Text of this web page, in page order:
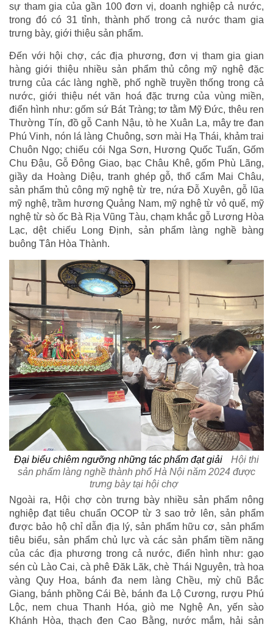
sự tham gia của gần 100 đơn vị, doanh nghiệp cả nước,
trong đó có 31 tỉnh, thành phố trong cả nước tham gia
trưng bày, giới thiệu sản phẩm.
Đến với hội chợ, các địa phương, đơn vị tham gia gian
hàng giới thiệu nhiều sản phẩm thủ công mỹ nghệ đặc
trưng của các làng nghề, phố nghề truyền thống trong cả
nước, giới thiệu nét văn hoá đặc trưng của vùng miền,
điển hình như: gốm sứ Bát Tràng; tơ tằm Mỹ Đức, thêu ren
Thường Tín, đồ gỗ Canh Nậu, tò he Xuân La, mây tre đan
Phú Vinh, nón lá làng Chuông, sơn mài Hạ Thái, khảm trai
Chuôn Ngọ; chiếu cói Nga Sơn, Hương Quốc Tuấn, Gốm
Chu Đậu, Gỗ Đông Giao, bạc Châu Khê, gốm Phù Lãng,
giầy da Hoàng Diệu, tranh ghép gỗ, thổ cẩm Mai Châu,
sản phẩm thủ công mỹ nghệ từ tre, nứa Đỗ Xuyên, gỗ lũa
mỹ nghệ, trầm hương Quảng Nam, mỹ nghệ từ vỏ quế, mỹ
nghệ từ sò ốc Bà Rịa Vũng Tàu, chạm khắc gỗ Lương Hòa
Lạc, dệt chiếu Long Định, sản phẩm làng nghề bàng
buông Tân Hòa Thành.
Đại biểu chiêm ngưỡng những tác phẩm đạt giải
Hội thi
sản phẩm làng nghề thành phố Hà Nội năm 2024 được
trưng bày tại hội chợ
Ngoài ra, Hội chợ còn trưng bày nhiều sản phẩm nông
nghiệp đạt tiêu chuẩn OCOP từ 3 sao trở lên, sản phẩm
được bảo hộ chỉ dẫn địa lý, sản phẩm hữu cơ, sản phẩm
tiêu biểu, sản phẩm chủ lực và các sản phẩm tiềm năng
của các địa phương trong cả nước, điển hình như: gạo
sén cù Lào Cai, cà phê Đăk Lăk, chè Thái Nguyên, trà hoa
vàng Quy Hoa, bánh đa nem làng Chều, mỳ chũ Bắc
Giang, bánh phồng Cái Bè, bánh đa Lộ Cương, rượu Phú
Lộc, nem chua Thanh Hóa, giò me Nghệ An, yến sào
Khánh Hòa, thạch đen Cao Bằng, nước mắm, hải sản